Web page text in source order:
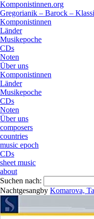
Komponistinnen.org
Gregorianik – Barock –
Komponistinnen
Länder
Musikepoche
CDs
Noten
Über uns
Komponistinnen
Länder
Musikepoche
CDs
Noten
Über uns
composers
countries
music epoch
CDs
sheet music
about
Suchen nach:
Nachtgesangby Komarova,